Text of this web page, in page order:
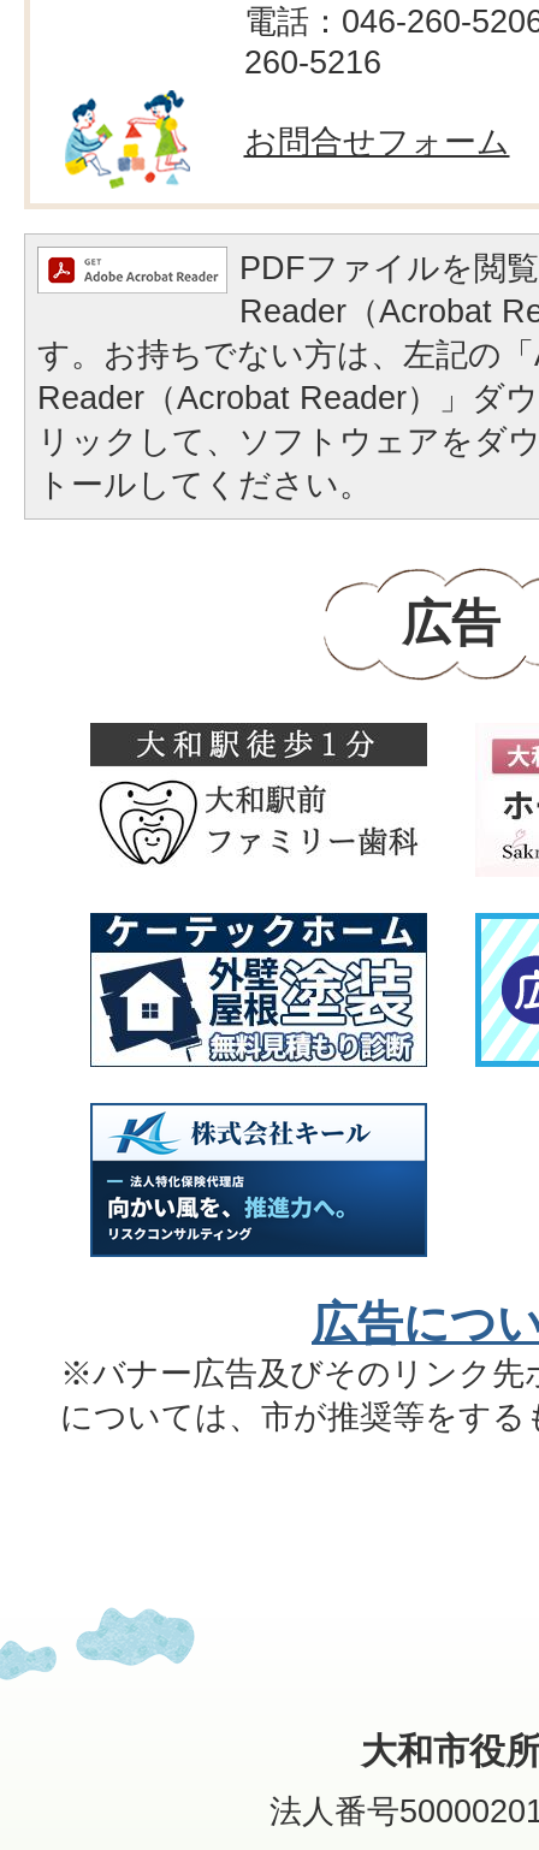
電話：046-260-
260-5216
お問合せフォーム
PDFファイルを閲
Reader（Acrobat
す。お持ちでない方は、左記の
Reader（Acrobat Reader）」ダ
リックして、ソフトウェアをダ
トールしてください。
広告
広告につ
※バナー広告及びそのリンク先
については、市が推奨等をす
大和市役
法人番号